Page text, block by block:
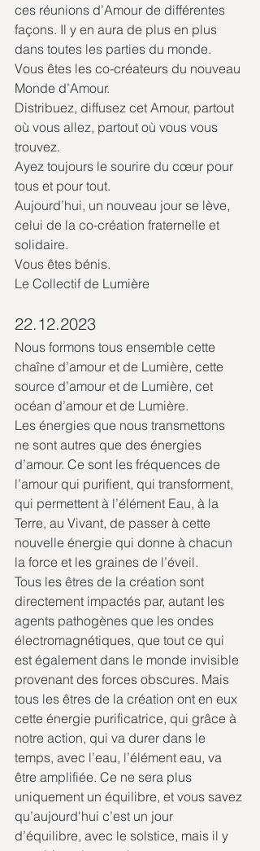
ces réunions d’Amour de différentes
façons. Il y en aura de plus en plus
dans toutes les parties du monde.
Vous êtes les co-créateurs du nouveau
Monde d’Amour.
Distribuez, diffusez cet Amour, partout
où vous allez, partout où vous vous
trouvez.
Ayez toujours le sourire du cœur pour
tous et pour tout.
Aujourd’hui, un nouveau jour se lève,
celui de la co-création fraternelle et
solidaire.
Vous êtes bénis.
Le Collectif de Lumière
22.12.2023
Nous formons tous ensemble cette
chaîne d’amour et de Lumière, cette
source d’amour et de Lumière, cet
océan d’amour et de Lumière.
Les énergies que nous transmettons
ne sont autres que des énergies
d’amour. Ce sont les fréquences de
l’amour qui purifient, qui transforment,
qui permettent à l’élément Eau, à la
Terre, au Vivant, de passer à cette
nouvelle énergie qui donne à chacun
la force et les graines de l’éveil.
Tous les êtres de la création sont
directement impactés par, autant les
agents pathogènes que les ondes
électromagnétiques, que tout ce qui
est également dans le monde invisible
provenant des forces obscures. Mais
tous les êtres de la création ont en eux
cette énergie purificatrice, qui grâce à
notre action, qui va durer dans le
temps, avec l’eau, l’élément eau, va
être amplifiée. Ce ne sera plus
uniquement un équilibre, et vous savez
qu’aujourd'hui c’est un jour
d’équilibre, avec le solstice, mais il y